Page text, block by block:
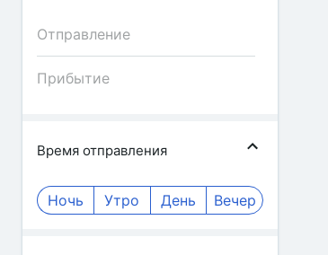
Время отправления
Ночь Утро День Вечер